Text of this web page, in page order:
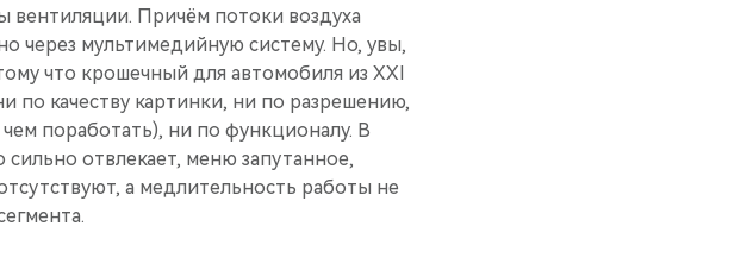
вентиляции. Причём потоки воздуха
через мультимедийную систему. Но, увы,
что крошечный для автомобиля из XXI
по качеству картинки, ни по разрешению,
поработать), ни по функционалу. В
отвлекает, меню запутанное,
а медлительность работы не